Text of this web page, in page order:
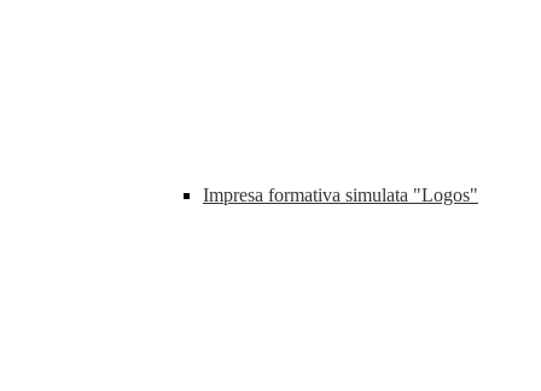
Impresa formativa simulata "Logos"